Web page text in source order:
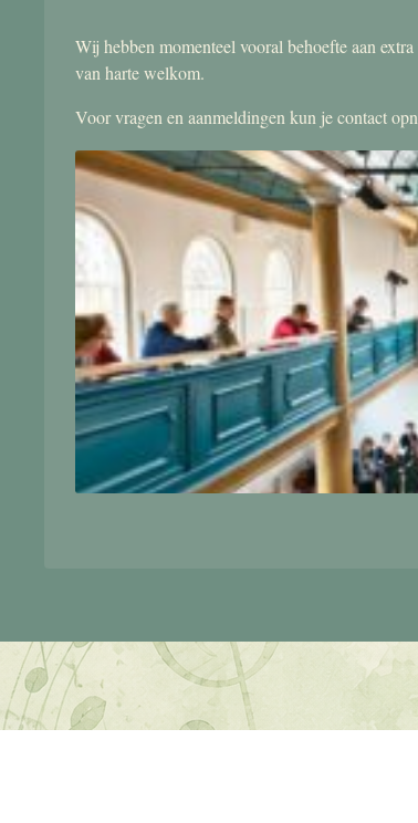
Wij hebben momenteel vooral behoefte aan
van harte welkom.
Voor vragen en aanmeldingen kun je contact